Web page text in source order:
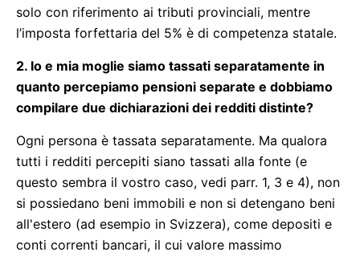
solo con riferimento ai tributi provinciali, mentre
l’imposta forfettaria del 5% è di competenza statale.
2. Io e mia moglie siamo tassati separatamente in
quanto percepiamo pensioni separate e dobbiamo
compilare due dichiarazioni dei redditi distinte?
Ogni persona è tassata separatamente. Ma qualora
tutti i redditi percepiti siano tassati alla fonte (e
questo sembra il vostro caso, vedi parr. 1, 3 e 4), non
si possiedano beni immobili e non si detengano beni
all'estero (ad esempio in Svizzera), come depositi e
conti correnti bancari, il cui valore massimo